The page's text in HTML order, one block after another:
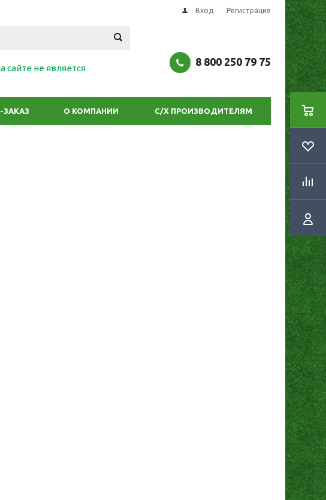
Вход Регистрация
не является
8 800 250 79 75
ЗАКАЗ О КОМПАНИИ С/Х ПРОИЗВОДИТЕЛЯМ